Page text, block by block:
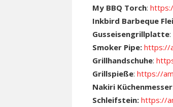
My BBQ Torch:
Inkbird Barbeque
Gusseisengrillplatte:
Smoker Pipe: https://
Grillhandschuhe:
Grillspieße: https://
Nakiri
Schleifstein: https://